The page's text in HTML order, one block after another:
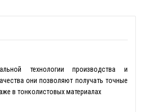
технологии производства и
они позволяют получать точные
в тонколистовых материалах